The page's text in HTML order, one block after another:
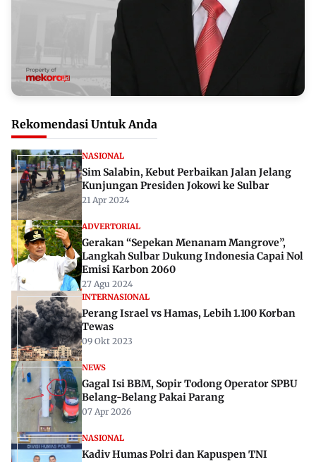
Rekomendasi Untuk Anda
NASIONAL
Sim Salabin, Kebut Perbaikan Jalan Jelang
Kunjungan Presiden Jokowi ke Sulbar
21 Apr 2024
ADVERTORIAL
Gerakan “Sepekan Menanam Mangrove”,
Langkah Sulbar Dukung Indonesia Capai Nol
Emisi Karbon 2060
27 Agu 2024
INTERNASIONAL
Perang Israel vs Hamas, Lebih 1.100 Korban
Tewas
09 Okt 2023
NEWS
Gagal Isi BBM, Sopir Todong Operator SPBU
Belang-Belang Pakai Parang
07 Apr 2026
NASIONAL
Kadiv Humas Polri dan Kapuspen TNI